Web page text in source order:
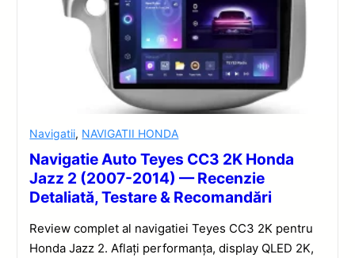
Navigatii, NAVIGATII HONDA
Navigatie Auto Teyes CC3 2K Honda
Jazz 2 (2007-2014) — Recenzie
Detaliată, Testare & Recomandări
Review complet al navigatiei Teyes CC3 2K pentru
Honda Jazz 2. Aflați performanța, display QLED 2K,